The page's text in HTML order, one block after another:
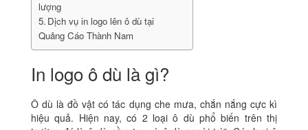
lượng
Dịch vụ in logo lên ô dù tại
Quảng Cáo Thành Nam
In logo ô dù là gì?
Ô dù là đồ vật có tác dụng che mưa, chắn nắng cực kì
hiệu quả. Hiện nay, có 2 loại ô dù phổ biến trên thị